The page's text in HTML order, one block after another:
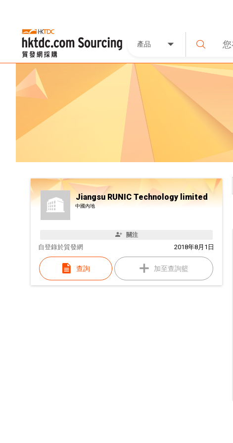
產品
Jiangsu RUNIC Technology limited
中國內地
關注
自 2018年8月1日
登錄於貿發網
查詢 加至查詢籃